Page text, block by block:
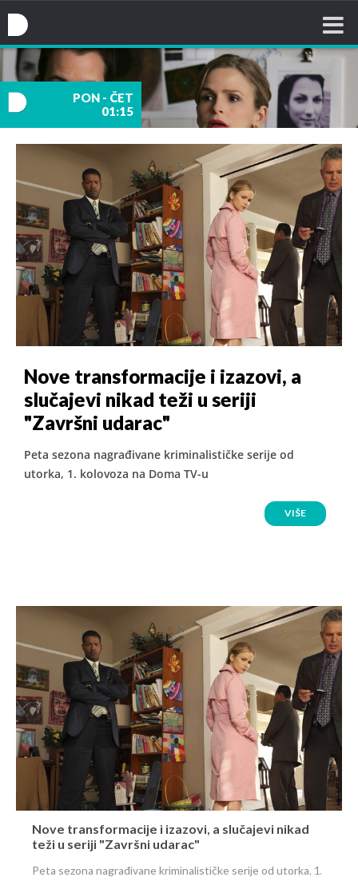
PON - ČET
01:15
TV
Nova TV
Nove transformacije i izazovi, a
slučajevi nikad teži u seriji
"Završni udarac"
Peta sezona nagrađivane kriminalističke serije od
utorka, 1. kolovoza na Doma TV-u
VIŠE
Nove transformacije i izazovi, a slučajevi nikad
teži u seriji "Završni udarac"
Peta sezona nagrađivane kriminalističke serije od utorka, 1.